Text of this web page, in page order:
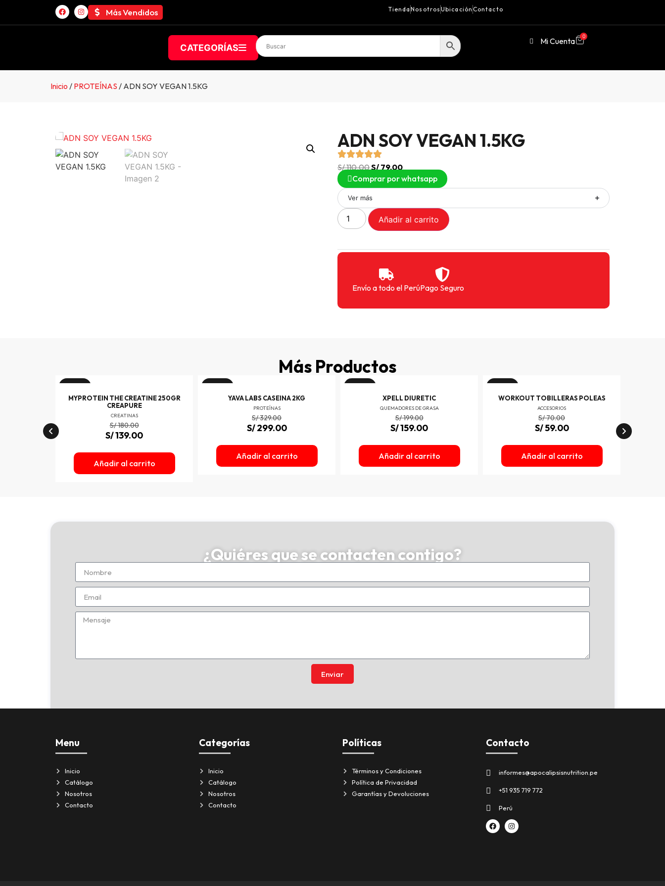
Más Vendidos Tienda Nosotros Ubicación Contacto
CATEGORÍAS
Mi Cuenta 0
Inicio / PROTEÍNAS / ADN SOY VEGAN 1.5KG
ADN SOY VEGAN 1.5KG
S/110.00S/79.00
Comprar por whatsapp
Ver más
Añadir al carrito
Envío a todo el PerúPago Seguro
Más Productos
MYPROTEIN THE CREATINE 250GR
CREAPURE
CREATINAS
S/180.00
S/139.00
Añadir al carrito
YAVA LABS CASEINA 2KG
PROTEÍNAS
S/329.00
S/299.00
Añadir al carrito
XPELL DIURETIC
QUEMADORES DE GRASA
S/199.00
S/159.00
Añadir al carrito
WORKOUT TOBILLERAS POLEAS
ACCESORIOS
S/70.00
S/59.00
Añadir al carrito
¿Quiéres que se contacten contigo?
Enviar
Menu
Inicio
Catálogo
Nosotros
Contacto
Categorías
Inicio
Catálogo
Nosotros
Contacto
Políticas
Términos y Condiciones
Política de Privacidad
Garantías y Devoluciones
Contacto
informes@apocalipsisnutrition.pe
+51 935 719 772
Perú